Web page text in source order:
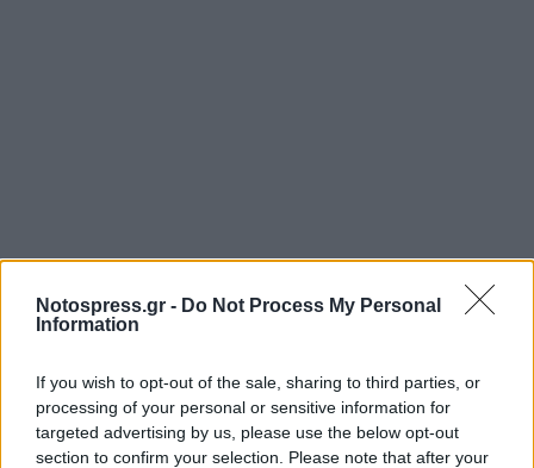
Notospress.gr - Do Not Process My Personal
Information
If you wish to opt-out of the sale, sharing to third parties, or
processing of your personal or sensitive information for
targeted advertising by us, please use the below opt-out
section to confirm your selection. Please note that after your